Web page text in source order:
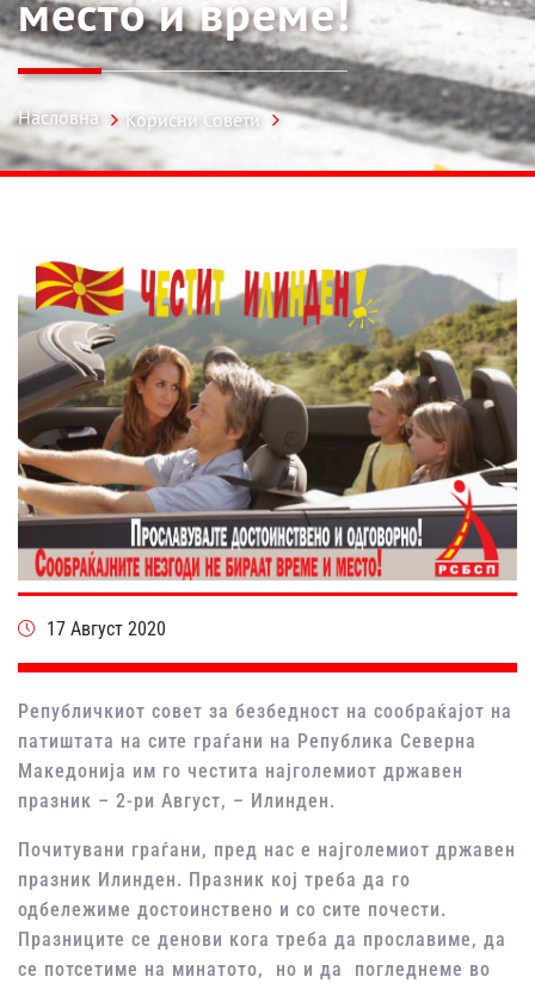
место и време!
Насловна Корисни Совети
17 Август 2020
Републичкиот совет за безбедност на сообраќајот на
патиштата на сите граѓани на Република Северна
Македонија им го честита најголемиот државен
празник – 2-ри Август, – Илинден.
Почитувани граѓани, пред нас е најголемиот државен
празник Илинден. Празник кој треба да го
одбележиме достоинствено и со сите почести.
Празниците се денови кога треба да прославиме, да
се потсетиме на минатото, но и да погледнеме во